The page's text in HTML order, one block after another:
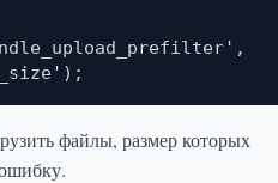
файлы, размер которых